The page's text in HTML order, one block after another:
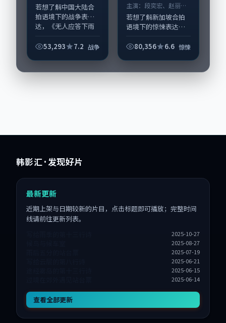
若想了解中国大陆合
拍语境下的战争表
达，《无人应答下雨
侧重人物动机与生活
并重。影片2023年
53,293 7.2 战争
主演：段奕宏、赵丽颖
等
若想了解新加坡合拍
语境下的惊悚表达，
车厅》值得关注：剧
宏、赵丽颖与配角群
80,356 6.6 惊悚
韩影汇 · 发现好片
最新更新
近期上架与日期较新的片目，点击标题即可播放；完整时间
线请前往更新列表。
2025-10-27
2025-08-27
2025-07-19
2025-06-21
2025-06-15
2025-06-14
查看全部更新